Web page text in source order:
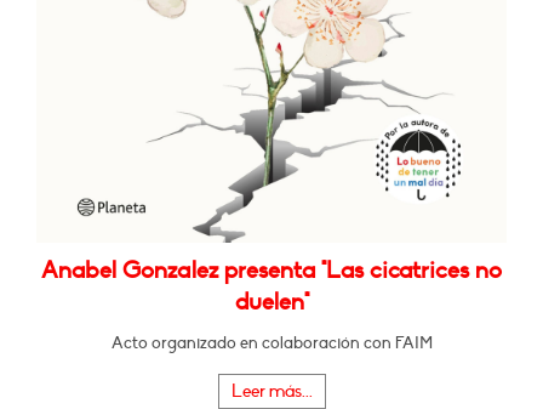
Anabel Gonzalez presenta "Las cicatrices no
duelen"
Acto organizado en colaboración con FAIM
Leer más...